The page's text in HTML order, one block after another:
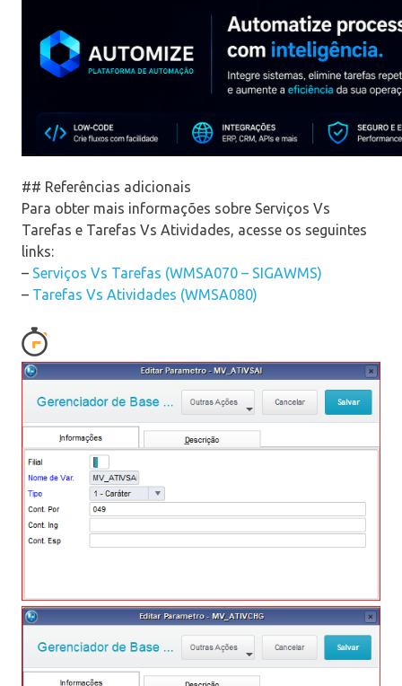
## Referências adicionais
Para obter mais informações sobre Serviços Vs
Tarefas e Tarefas Vs Atividades, acesse os seguintes
links:
– Serviços Vs Tarefas (WMSA070 – SIGAWMS)
– Tarefas Vs Atividades (WMSA080)